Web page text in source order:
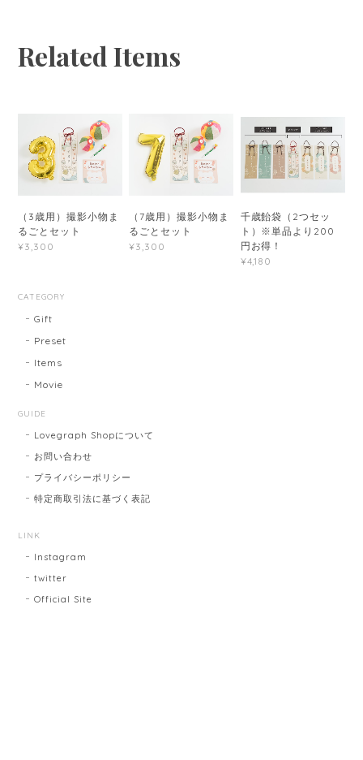
Related Items
（3歳用）撮影小物ま
るごとセット
¥3,300
（7歳用）撮影小物ま
るごとセット
¥3,300
千歳飴袋（2つセッ
ト）※単品より200
円お得！
¥4,180
CATEGORY
Gift
Preset
Items
Movie
GUIDE
Lovegraph Shopについて
お問い合わせ
プライバシーポリシー
特定商取引法に基づく表記
LINK
Instagram
twitter
Official Site